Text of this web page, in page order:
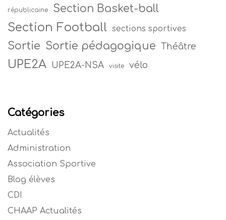
républicaine Section Basket-ball
Section Football sections sportives
Sortie Sortie pédagogique Théâtre
UPE2A UPE2A-NSA visite vélo
Catégories
Actualités
Administration
Association Sportive
Blog élèves
CDI
CHAAP Actualités